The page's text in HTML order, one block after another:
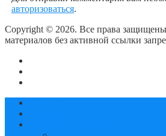
авторизоваться.
Copyright © 2026. Все права защищены
материалов без активной ссылки